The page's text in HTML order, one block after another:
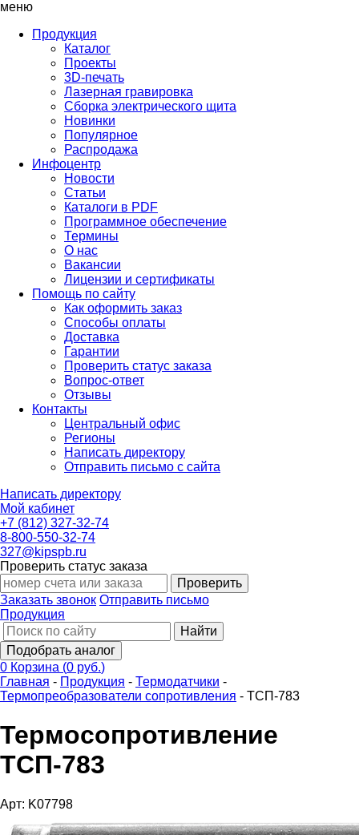
меню
Продукция
Каталог
Проекты
3D-печать
Лазерная гравировка
Сборка электрического щита
Новинки
Популярное
Распродажа
Инфоцентр
Новости
Статьи
Каталоги в PDF
Программное обеспечение
Термины
О нас
Вакансии
Лицензии и сертификаты
Помощь по сайту
Как оформить заказ
Способы оплаты
Доставка
Гарантии
Проверить статус заказа
Вопрос-ответ
Отзывы
Контакты
Центральный офис
Регионы
Написать директору
Отправить письмо с сайта
Написать директору
Мой кабинет
+7 (812) 327-32-74
8-800-550-32-74
327@kipspb.ru
Проверить статус заказа
Проверить
Заказать звонок Отправить письмо
Продукция
Найти
Подобрать аналог
0 Корзина (0 руб.)
Главная - Продукция - Термодатчики -
Термопреобразователи сопротивления - ТСП-783
Термосопротивление
ТСП-783
Арт: K07798